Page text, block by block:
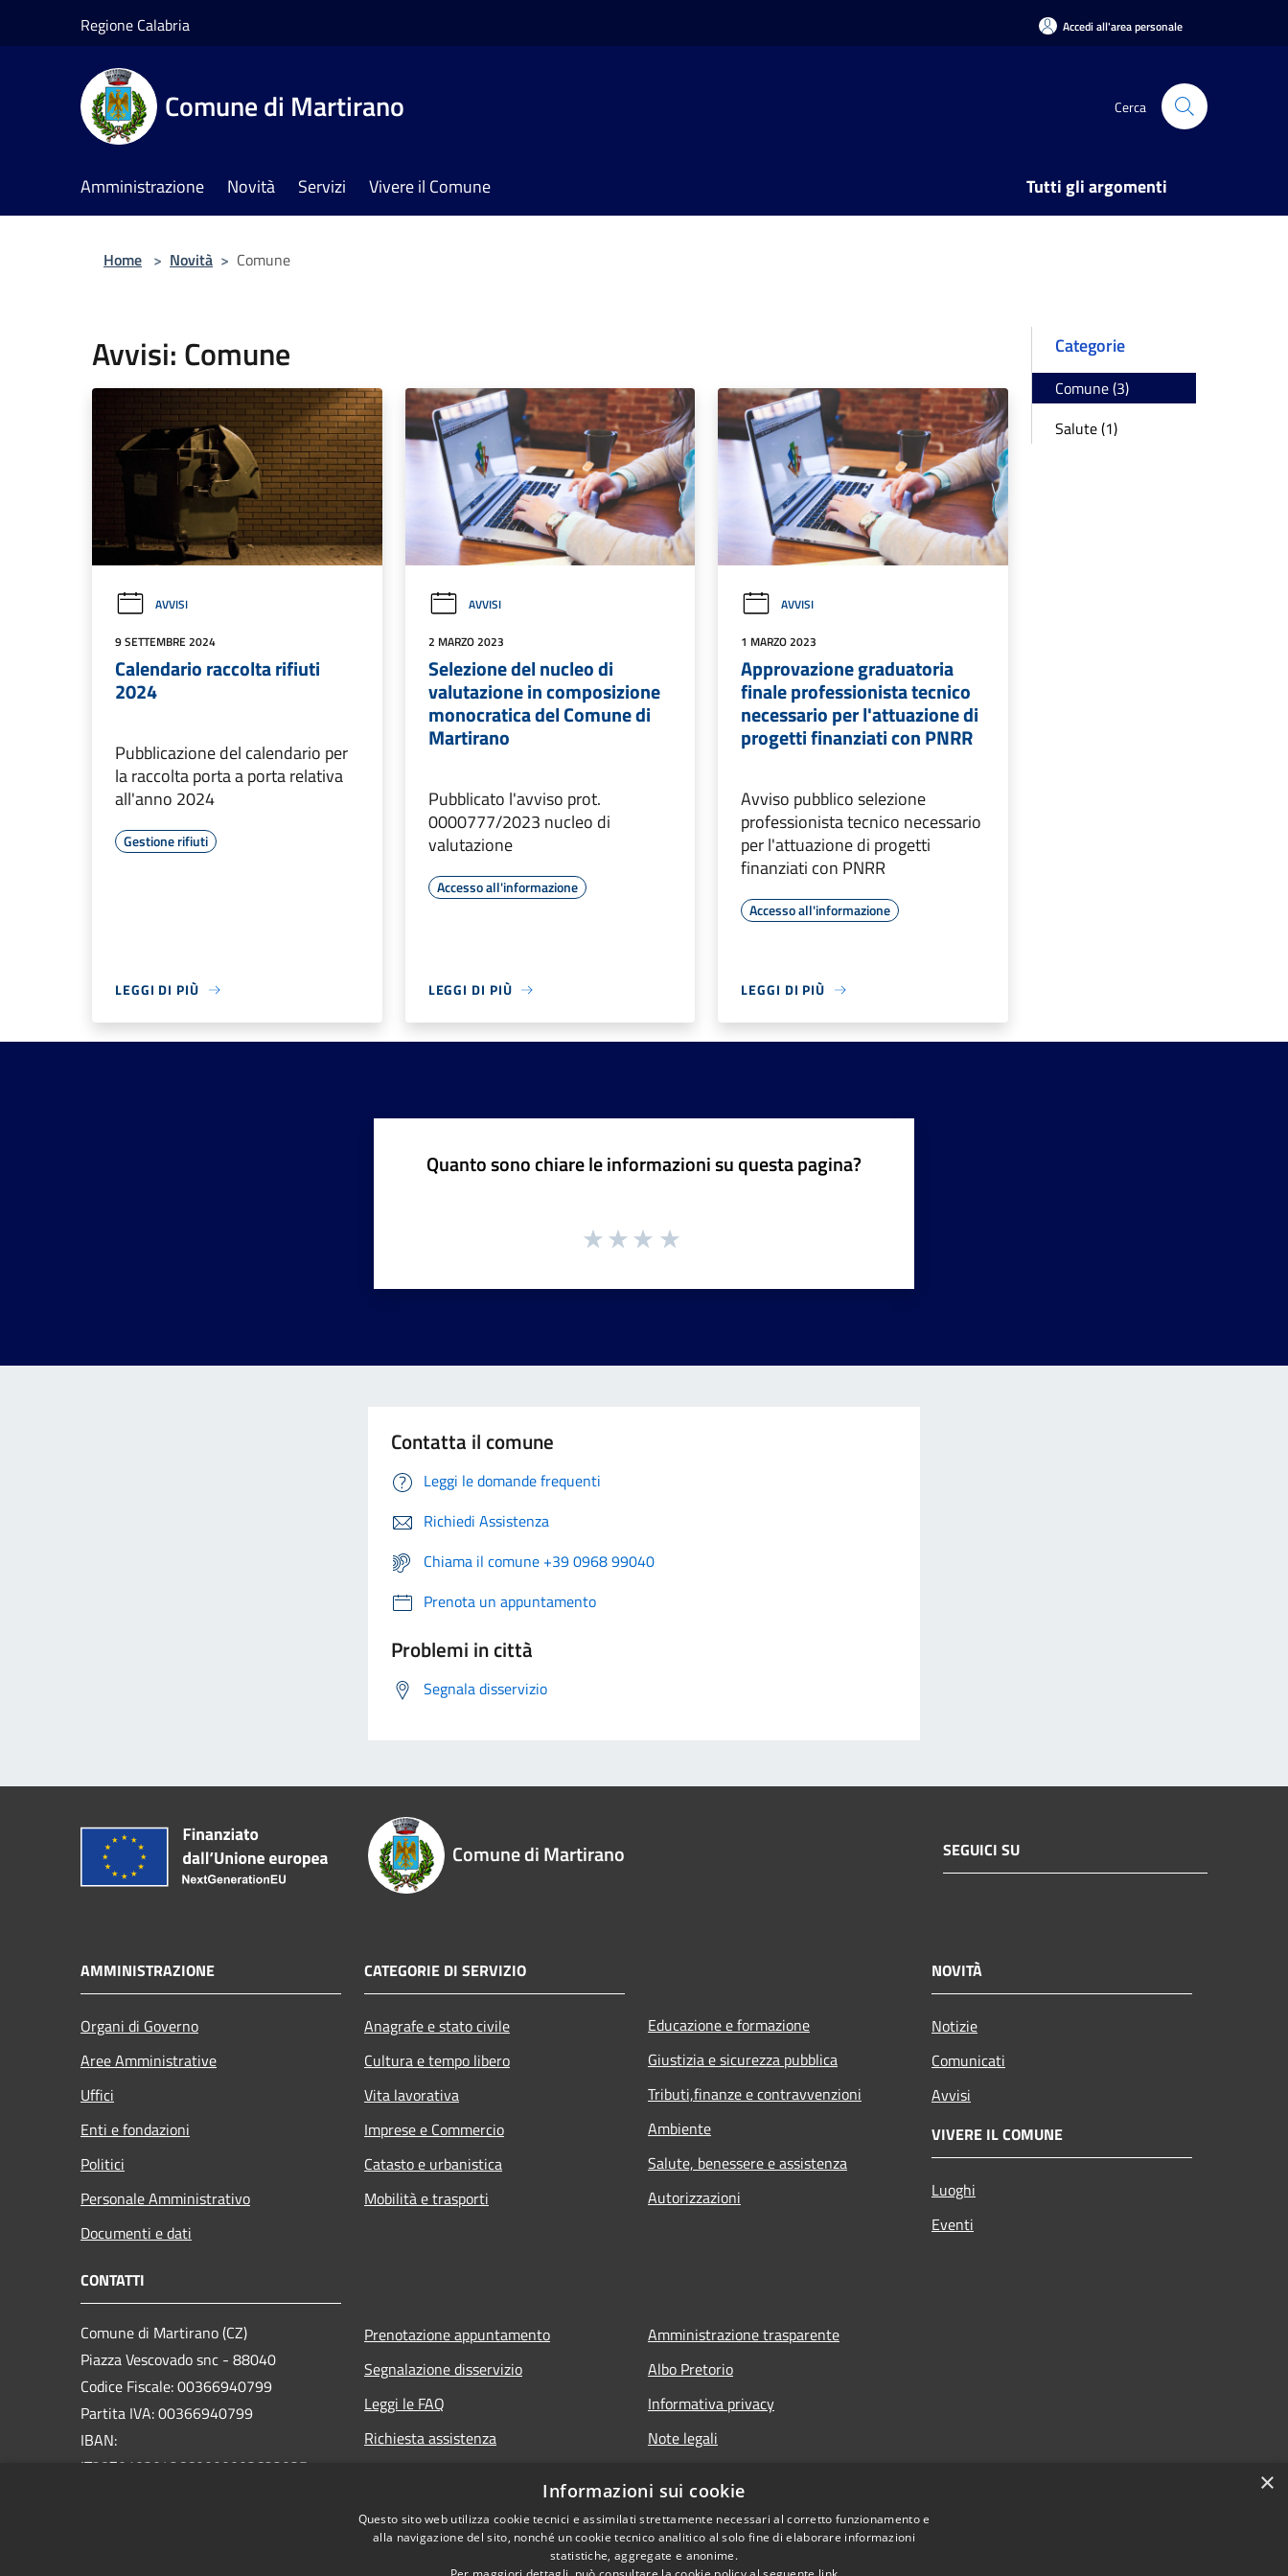
Regione Calabria Accedi all'area personale
Comune di Martirano Cerca
Amministrazione Novità Servizi Vivere il Comune Tutti gli argomenti
Home > Novità > Comune
Avvisi: Comune
AVVISI
9 SETTEMBRE 2024
Calendario raccolta rifiuti
2024
Pubblicazione del calendario per
la raccolta porta a porta relativa
all'anno 2024
Gestione rifiuti
LEGGI DI PIÙ
AVVISI
2 MARZO 2023
Selezione del nucleo di
valutazione in composizione
monocratica del Comune di
Martirano
Pubblicato l'avviso prot.
0000777/2023 nucleo di
valutazione
Accesso all'informazione
LEGGI DI PIÙ
AVVISI
1 MARZO 2023
Approvazione graduatoria
finale professionista tecnico
necessario per l'attuazione di
progetti finanziati con PNRR
Avviso pubblico selezione
professionista tecnico necessario
per l'attuazione di progetti
finanziati con PNRR
Accesso all'informazione
LEGGI DI PIÙ
Categorie
Comune (3)
Salute (1)
Quanto sono chiare le informazioni su questa pagina?
Contatta il comune
Leggi le domande frequenti
Richiedi Assistenza
Chiama il comune +39 0968 99040
Prenota un appuntamento
Problemi in città
Segnala disservizio
Comune di Martirano SEGUICI SU
AMMINISTRAZIONE
Organi di Governo
Aree Amministrative
Uffici
Enti e fondazioni
Politici
Personale Amministrativo
Documenti e dati
CATEGORIE DI SERVIZIO
Anagrafe e stato civile
Cultura e tempo libero
Vita lavorativa
Imprese e Commercio
Catasto e urbanistica
Mobilità e trasporti
Educazione e formazione
Giustizia e sicurezza pubblica
Tributi,finanze e contravvenzioni
Ambiente
Salute, benessere e assistenza
Autorizzazioni
NOVITÀ
Notizie
Comunicati
Avvisi
VIVERE IL COMUNE
Luoghi
Eventi
CONTATTI
Comune di Martirano (CZ)
Piazza Vescovado snc - 88040
Codice Fiscale: 00366940799
Partita IVA: 00366940799
IBAN:
IT28Z0103042660000003622035
Prenotazione appuntamento
Segnalazione disservizio
Leggi le FAQ
Richiesta assistenza
Amministrazione trasparente
Albo Pretorio
Informativa privacy
Note legali
×
Informazioni sui cookie
Questo sito web utilizza cookie tecnici e assimilati strettamente necessari al corretto funzionamento e
alla navigazione del sito, nonché un cookie tecnico analitico al solo fine di elaborare informazioni
statistiche, aggregate e anonime.